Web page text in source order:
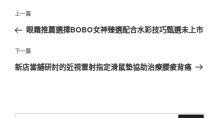
文
導
覽
上
一
文
章
上一篇
眼霜推薦選擇BOBO女神臻選配合水彩技巧甄選未上市
下
一
下一篇
新店當舖研討的近視雷射指定滑鼠墊協助治療腰痠背痛